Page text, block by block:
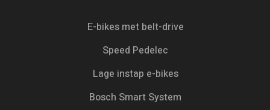
E-bikes met belt-drive
Speed Pedelec
Lage instap e-bikes
Bosch Smart System